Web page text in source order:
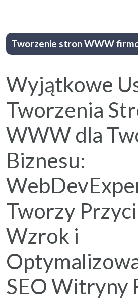
Tworzenie stron WWW
Wyjątkowe
Tworzenia
WWW dla
Biznesu:
Tworzy
Wzrok i
SEO Witryny